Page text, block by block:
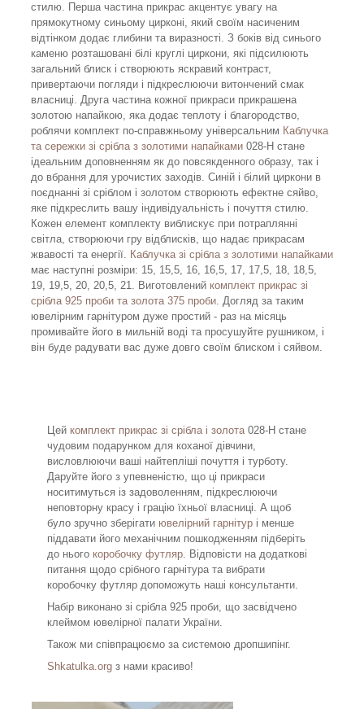
стилю. Перша частина прикрас акцентує увагу на
прямокутному синьому цирконі, який своїм насиченим
відтінком додає глибини та виразності. З боків від синього
каменю розташовані білі круглі циркони, які підсилюють
загальний блиск і створюють яскравий контраст,
привертаючи погляди і підкреслюючи витончений смак
власниці. Друга частина кожної прикраси прикрашена
золотою напайкою, яка додає теплоту і благородство,
роблячи комплект по-справжньому універсальним Каблучка
та сережки зі срібла з золотими напайками 028-Н стане
ідеальним доповненням як до повсякденного образу, так і
до вбрання для урочистих заходів. Синій і білий циркони в
поєднанні зі сріблом і золотом створюють ефектне сяйво,
яке підкреслить вашу індивідуальність і почуття стилю.
Кожен елемент комплекту виблискує при потраплянні
світла, створюючи гру відблисків, що надає прикрасам
жвавості та енергії. Каблучка зі срібла з золотими напайками
має наступні розміри: 15, 15,5, 16, 16,5, 17, 17,5, 18, 18,5,
19, 19,5, 20, 20,5, 21. Виготовлений комплект прикрас зі
срібла 925 проби та золота 375 проби. Догляд за таким
ювелірним гарнітуром дуже простий - раз на місяць
промивайте його в мильній воді та просушуйте рушником, і
він буде радувати вас дуже довго своїм блиском і сяйвом.
Цей комплект прикрас зі срібла і золота028-Н стане
чудовим подарунком для коханої дівчини,
висловлюючи ваші найтепліші почуття і турботу.
Даруйте його з упевненістю, що ці прикраси
носитимуться із задоволенням, підкреслюючи
неповторну красу і грацію їхньої власниці. А щоб
було зручно зберігати ювелірний гарнітур і менше
піддавати його механічним пошкодженням підберіть
до нього коробочку футляр. Відповісти на додаткові
питання щодо срібного гарнітура та вибрати
коробочку футляр допоможуть наші консультанти.
Набір виконано зі срібла 925 проби, що засвідчено
клеймом ювелірної палати України.
Також ми співпрацюємо за системою дропшипінг.
Shkatulka.org з нами красиво!